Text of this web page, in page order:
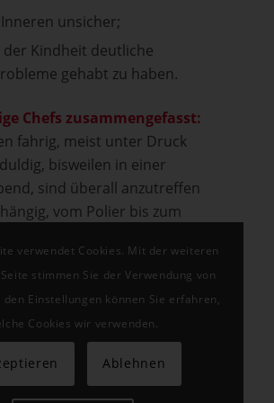
unsicher;
der Kindheit deutliche
gehabt zu haben.
Chefs zusammengefasst:
fahrig, meist unter Druck
bisweilen in einer
sind überall anzutreffen
vom Polier bis zum
Suche, nur was…?), starke
himmelhochjauchzend
kein stabiler, kein glücklicher
durchaus sympathischen,
verwendet Cookies. Mit der weiteren
stimmen Sie der Verwendung von
den Einstellungen können Sie erfahren,
Cookies wir verwenden.
Ablehnen